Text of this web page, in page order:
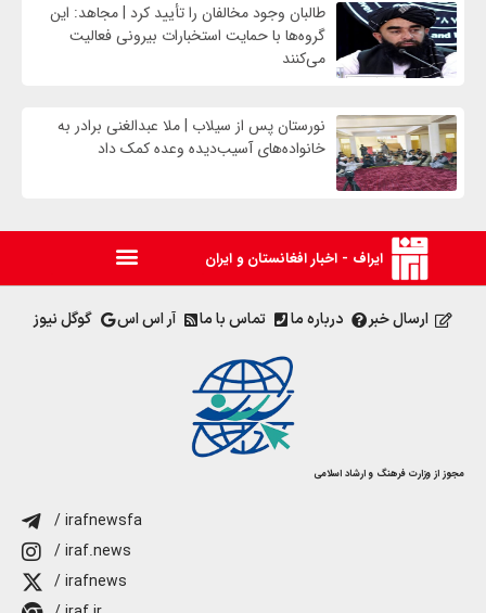
طالبان وجود مخالفان را تأیید کرد | مجاهد: این
گروه‌ها با حمایت استخبارات بیرونی فعالیت
می‌کنند
نورستان پس از سیلاب | ملا عبدالغنی برادر به
خانواده‌های آسیب‌دیده وعده کمک داد
ایراف - اخبار افغانستان و ایران
ارسال خبر درباره ما تماس با ما آر اس اس گوگل نیوز
مجوز از وزارت فرهنگ و ارشاد اسلامی
/ irafnewsfa
/ iraf.news
/ irafnews